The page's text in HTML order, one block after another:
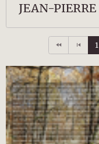
JEAN-
1